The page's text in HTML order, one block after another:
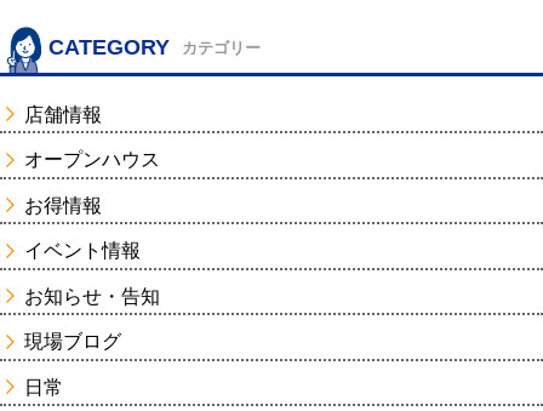
CATEGORY カテゴリー
店舗情報
オープンハウス
お得情報
イベント情報
お知らせ・告知
現場ブログ
日常